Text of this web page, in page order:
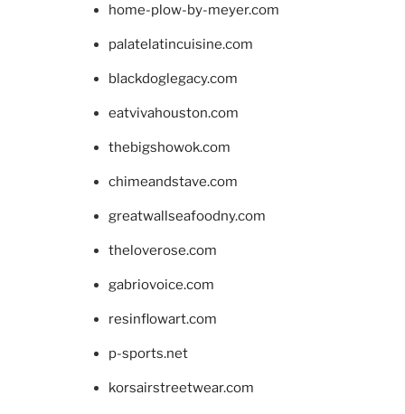
home-plow-by-meyer.com
palatelatincuisine.com
blackdoglegacy.com
eatvivahouston.com
thebigshowok.com
chimeandstave.com
greatwallseafoodny.com
theloverose.com
gabriovoice.com
resinflowart.com
p-sports.net
korsairstreetwear.com